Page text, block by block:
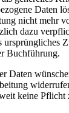
Daten
nicht mehr
dazu
ursprüngliches
Buchführung.
Daten
keine Pflicht